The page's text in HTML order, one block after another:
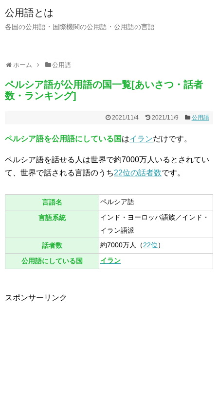
公用語とは
各国の公用語・国際機関の公用語・公用語の言語
ホーム 公用語
ペルシア語が公用語の国一覧[あいさつ・話者
数・ランキング]
2021/11/4 2021/11/9 公用語
ペルシア語を公用語にしている国はイランだけです。
ペルシア語を話せる人は世界で約7000万人いるとされてい
て、世界で話される言語のうち22位の話者数です。
言語名 ペルシア語
言語系統
インド・ヨーロッパ語族／インド・
イラン語派
話者数 約7000万人（22位）
公用語にしている国 イラン
スポンサーリンク